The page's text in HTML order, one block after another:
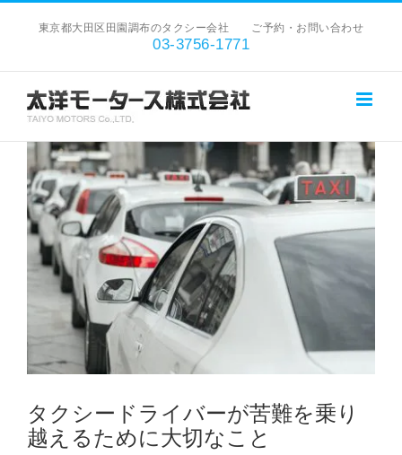
東京都大田区田園調布のタクシー会社 ご予約・お問い合わせ
03-3756-1771
View
Larger
Image
タクシードライバーが苦難を乗り
越えるために大切なこと